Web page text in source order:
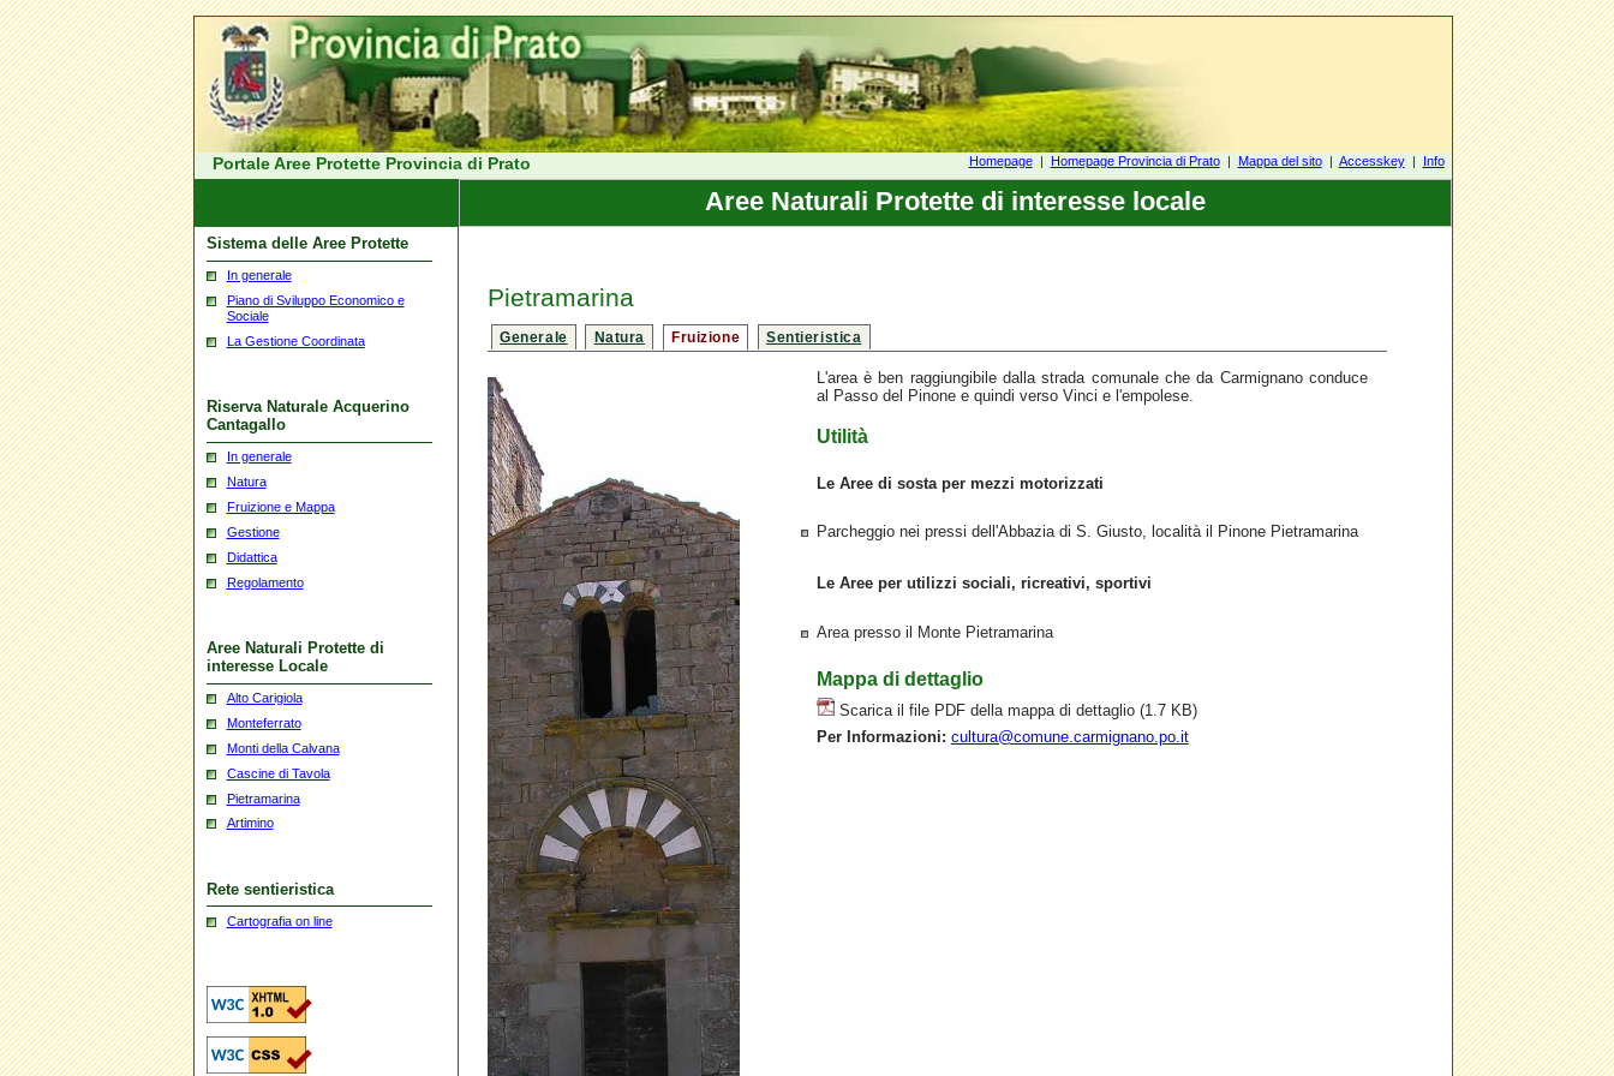
Portale Aree Protette Provincia di Prato Homepage| Homepage Provincia di Prato| Mappa del sito| Accesskey| Info
Aree Naturali Protette di interesse locale
Pietramarina
Generale Natura Fruizione Sentieristica
L'area è ben raggiungibile dalla strada comunale che da Carmignano conduce
al Passo del Pinone e quindi verso Vinci e l'empolese.
Utilità
Le Aree di sosta per mezzi motorizzati
Parcheggio nei pressi dell'Abbazia di S. Giusto, località il Pinone Pietramarina
Le Aree per utilizzi sociali, ricreativi, sportivi
Area presso il Monte Pietramarina
Mappa di dettaglio
Scarica il file PDF della mappa di dettaglio (1.7 KB)
Per Informazioni: cultura@comune.carmignano.po.it
Sistema delle Aree Protette
In generale
Piano di Sviluppo Economico e
Sociale
La Gestione Coordinata
Riserva Naturale Acquerino
Cantagallo
In generale
Natura
Fruizione e Mappa
Gestione
Didattica
Regolamento
Aree Naturali Protette di
interesse Locale
Alto Carigiola
Monteferrato
Monti della Calvana
Cascine di Tavola
Pietramarina
Artimino
Rete sentieristica
Cartografia on line